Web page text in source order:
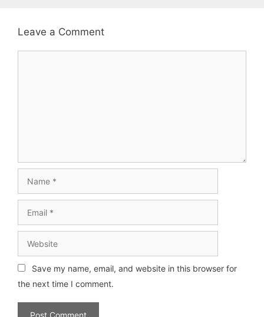
Leave a Comment
Save my name, email, and website in this browser for
the next time I comment.